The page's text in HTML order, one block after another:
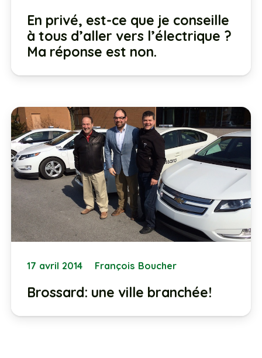
En privé, est-ce que je conseille
à tous d’aller vers l’électrique ?
Ma réponse est non.
17 avril 2014 François Boucher
Brossard: une ville branchée!